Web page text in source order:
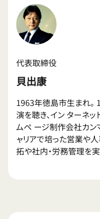
代表取締役
貝出康
1963年徳島市生まれ
演を聴き、イン ターネ
ムペ ージ制作会社カン
ャリアで培った営業や
拓や社内・労務管理を